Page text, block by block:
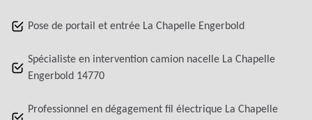
Pose de portail et entrée La Chapelle Engerbold
Spécialiste en intervention camion nacelle La Chapelle
Engerbold 14770
Professionnel en dégagement fil électrique La Chapelle